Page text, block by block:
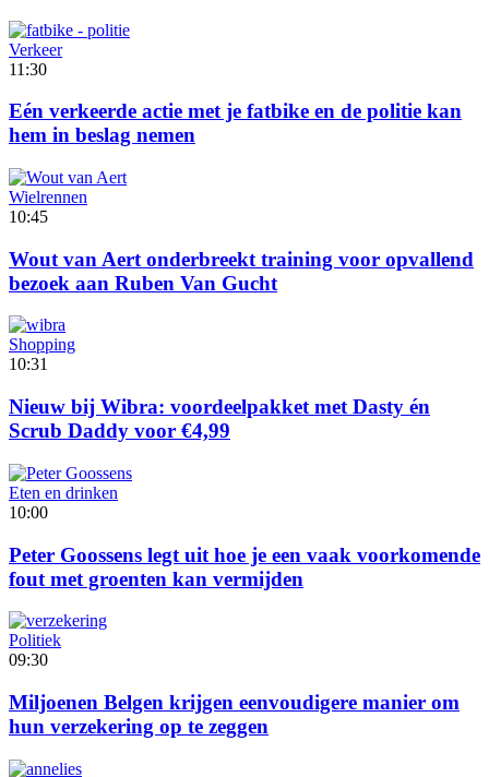
Verkeer
11:30
Eén verkeerde actie met je fatbike en de politie kan
hem in beslag nemen
Wielrennen
10:45
Wout van Aert onderbreekt training voor opvallend
bezoek aan Ruben Van Gucht
Shopping
10:31
Nieuw bij Wibra: voordeelpakket met Dasty én
Scrub Daddy voor €4,99
Eten en drinken
10:00
Peter Goossens legt uit hoe je een vaak voorkomende
fout met groenten kan vermijden
Politiek
09:30
Miljoenen Belgen krijgen eenvoudigere manier om
hun verzekering op te zeggen